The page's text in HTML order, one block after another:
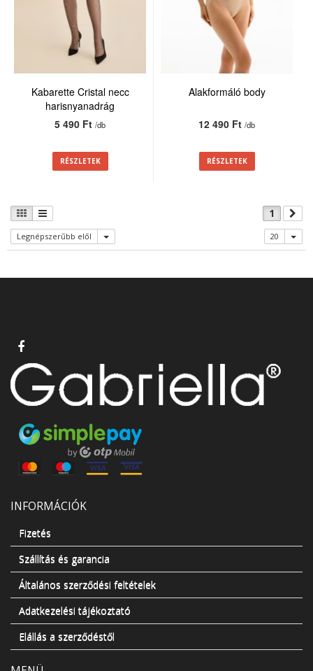
Kabarette Cristal necc
harisnyanadrág
5 490 Ft/db
RÉSZLETEK
Alakformáló body
12 490 Ft/db
RÉSZLETEK
1
Legnépszerűbb elől 20
INFORMÁCIÓK
Fizetés
Szállítás és garancia
Általános szerződési feltételek
Adatkezelési tájékoztató
Elállás a szerződéstől